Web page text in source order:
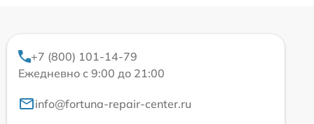
+7 (800) 101-14-79
Ежедневно с 9:00 до 21:00
info@fortuna-repair-center.ru